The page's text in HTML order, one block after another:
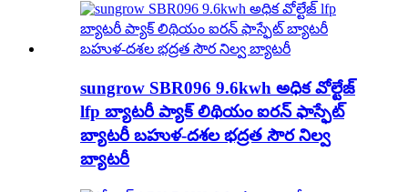
sungrow SBR096 9.6kwh అధిక వోల్టేజ్
lfp బ్యాటరీ ప్యాక్ లిథియం ఐరన్ ఫాస్ఫేట్
బ్యాటరీ బహుళ-దశల భద్రత సౌర నిల్వ
బ్యాటరీ